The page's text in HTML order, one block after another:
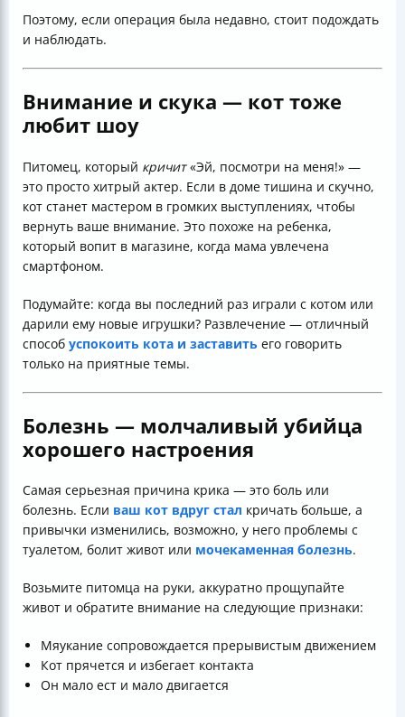
Поэтому, если операция была недавно, стоит подождать
и наблюдать.
Внимание и скука — кот тоже
любит шоу
Питомец, который кричит«Эй, посмотри на меня!» —
это просто хитрый актер. Если в доме тишина и скучно,
кот станет мастером в громких выступлениях, чтобы
вернуть ваше внимание. Это похоже на ребенка,
который вопит в магазине, когда мама увлечена
смартфоном.
Подумайте: когда вы последний раз играли с котом или
дарили ему новые игрушки? Развлечение — отличный
способ успокоить кота и заставить его говорить
только на приятные темы.
Болезнь — молчаливый убийца
хорошего настроения
Самая серьезная причина крика — это боль или
болезнь. Если ваш кот вдруг стал кричать больше, а
привычки изменились, возможно, у него проблемы с
туалетом, болит живот или мочекаменная болезнь.
Возьмите питомца на руки, аккуратно прощупайте
живот и обратите внимание на следующие признаки:
Мяукание сопровождается прерывистым движением
Кот прячется и избегает контакта
Он мало ест и мало двигается